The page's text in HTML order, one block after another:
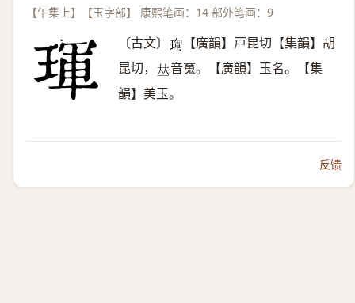
【午集上】【玉字部】 康熙笔画：14 部外笔画：9
〔古文〕 𤦳
【廣韻】戸昆切【集韻】胡
昆切， 𠀤音䰟。【廣韻】玉名。【集
韻】美玉。
反馈